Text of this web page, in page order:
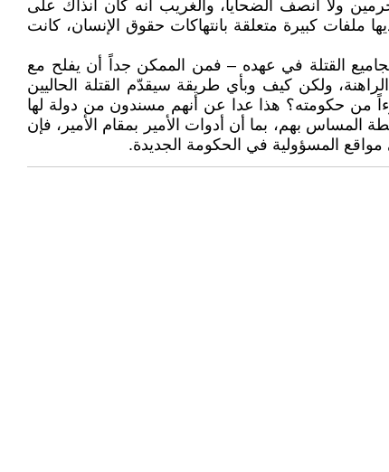
ولا أنصف الضحايا، والغريب أنه كان آنذاك على
كبيرة متعلقة بانتهاكات حقوق الإنسان، كانت
القتلة في عهده – فمن الممكن جداً أن يفلح مع
ولكن كيف وبأي طريقة سيقدّم القتلة الحاليين
من حكومته؟ هذا عدا عن أنهم مسندون من دولة لها
بهم، بما أن أدوات الأمير بمقام الأمير، فإن
المسؤولية في الحكومة الجديدة.